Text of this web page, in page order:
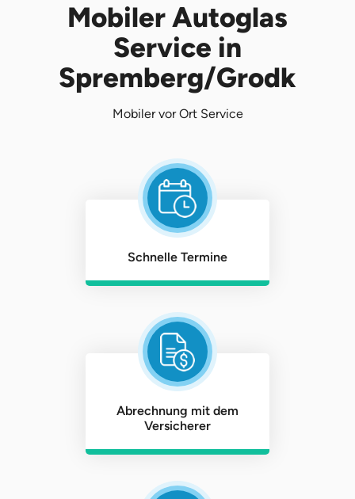
Mobiler Autoglas
Service in
Spremberg/Grodk
Mobiler vor Ort Service
Schnelle Termine
Abrechnung mit dem
Versicherer